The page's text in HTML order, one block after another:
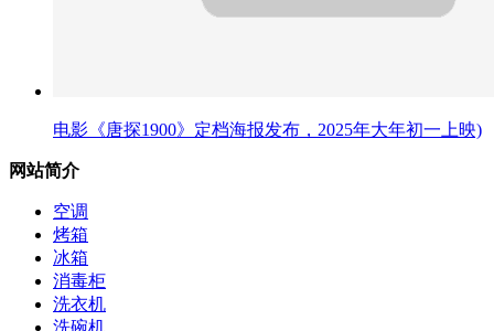
电影《唐探1900》定档海报发布，2025年大年初一上映)
网站简介
空调
烤箱
冰箱
消毒柜
洗衣机
洗碗机